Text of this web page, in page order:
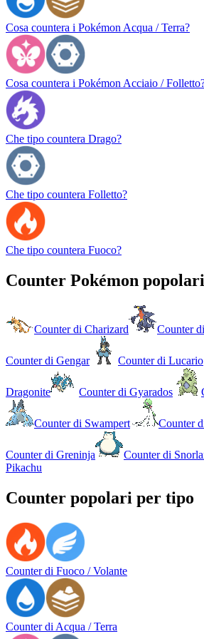
Cosa countera i Pokémon Acqua / Terra?
Cosa countera i Pokémon Acciaio /
Che tipo countera Drago?
Che tipo countera Folletto?
Che tipo countera Fuoco?
Counter Pokémon popolari
Counter di Charizard Counter
Counter di Gengar Counter di Lucario
Dragonite Counter di Gyarados
Counter di Swampert Counter
Counter di Greninja Counter di
Pikachu
Counter popolari per tipo
Counter di Fuoco / Volante
Counter di Acqua / Terra